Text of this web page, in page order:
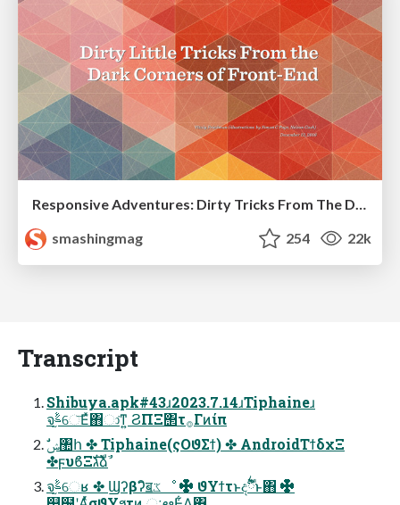
smashingmag
254 22k
Transcript
Shibuya.apk#43ɹ2023.7.14ɹTiphaineɹ
จࣈ֦େ͞Εͯ΋ා͘ͳ͍ ϨΠΞ΢τ࡞Γͷίπ
✤ϝυϐΞגࣜձࣾ
จࣈ֦େʁ ✤ Ϣʔβʔิॿػೳ ✤ ϑΥϯτͱදࣔ྆ํͱ΋ ✤